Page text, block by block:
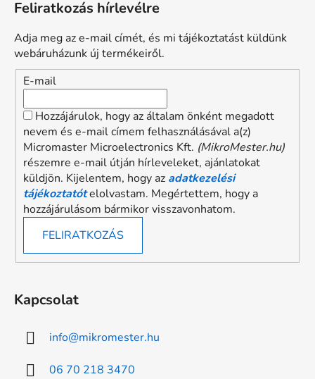
Feliratkozás hírlevélre
Adja meg az e-mail címét, és mi tájékoztatást küldünk
webáruházunk új termékeiről.
E-mail
Hozzájárulok, hogy az általam önként megadott
nevem és e-mail címem felhasználásával a(z)
Micromaster Microelectronics Kft. (MikroMester.hu)
részemre e-mail útján hírleveleket, ajánlatokat
küldjön. Kijelentem, hogy az adatkezelési
tájékoztatótelolvastam. Megértettem, hogy a
hozzájárulásom bármikor visszavonhatom.
FELIRATKOZÁS
Kapcsolat
info@mikromester.hu
06 70 218 3470